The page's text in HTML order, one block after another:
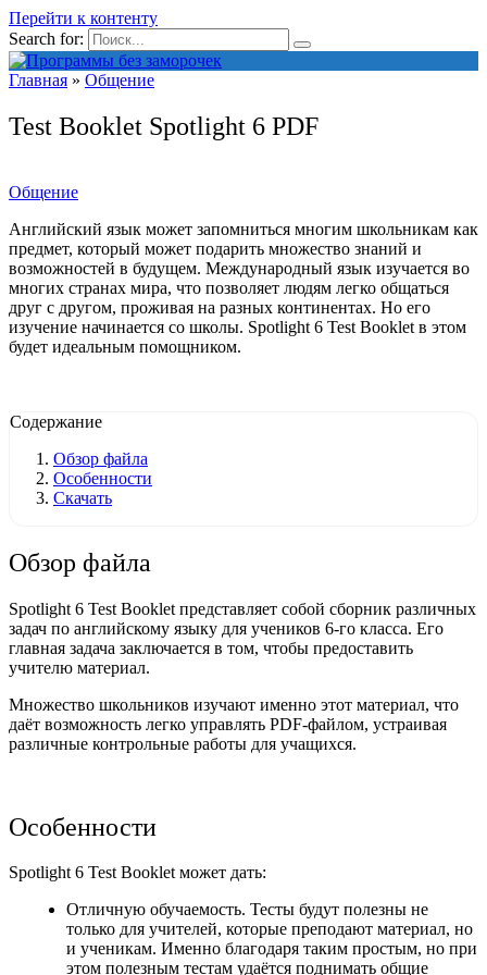
Перейти к контенту
Search for:
Главная » Общение
Test Booklet Spotlight 6 PDF
Общение
Английский язык может запомниться многим школьникам как
предмет, который может подарить множество знаний и
возможностей в будущем. Международный язык изучается во
многих странах мира, что позволяет людям легко общаться
друг с другом, проживая на разных континентах. Но его
изучение начинается со школы. Spotlight 6 Test Booklet в этом
будет идеальным помощником.
Содержание
Обзор файла
Особенности
Скачать
Обзор файла
Spotlight 6 Test Booklet представляет собой сборник различных
задач по английскому языку для учеников 6-го класса. Его
главная задача заключается в том, чтобы предоставить
учителю материал.
Множество школьников изучают именно этот материал, что
даёт возможность легко управлять PDF-файлом, устраивая
различные контрольные работы для учащихся.
Особенности
Spotlight 6 Test Booklet может дать:
Отличную обучаемость. Тесты будут полезны не
только для учителей, которые преподают материал, но
и ученикам. Именно благодаря таким простым, но при
этом полезным тестам удаётся поднимать общие